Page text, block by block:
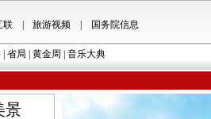
联| 旅游视频| 国务院信息
省局 黄金周 音乐大典
景